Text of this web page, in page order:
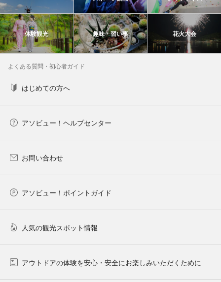
体験観光 趣味・習い事 花火大会
よくある質問・初心者ガイド
はじめての方へ
アソビュー！ヘルプセンター
お問い合わせ
アソビュー！ポイントガイド
人気の観光スポット情報
アウトドアの体験を安心・安全にお楽しみいただくために